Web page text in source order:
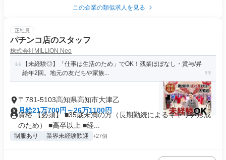
この企業の類似求人を見る
正社員
パチンコ店のスタッフ
株式会社MILLION Neo
【未経験◎】「仕事は生活のため」でOK！残業ほぼなし・賞与/昇
給年2回。地元の友だちや家族...
〒781-5103高知県高知市大津乙
月給21万700円～26万1100円
資格 【必須】 ■35歳未満の方（長期勤続によるキャリア形成
のため） ■高卒以上 ■経...
制服あり 業界未経験歓迎 +27個